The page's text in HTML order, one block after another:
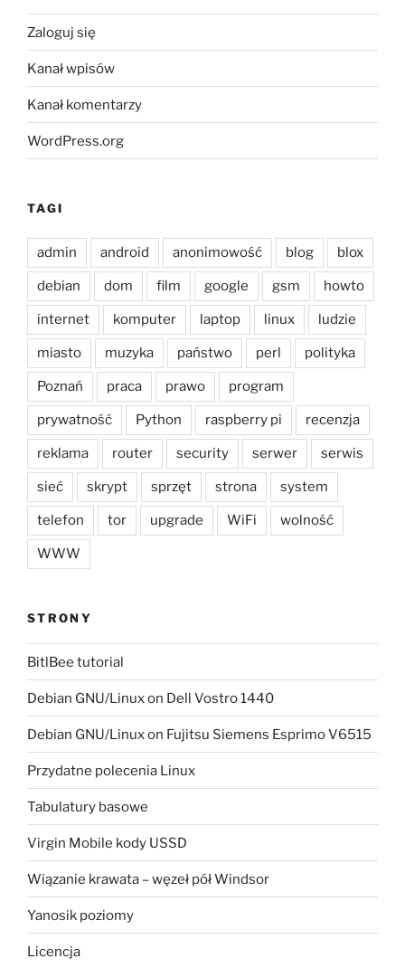
Zaloguj się
Kanał wpisów
Kanał komentarzy
WordPress.org
TAGI
admin android anonimowość blog blox
debian dom film google gsm howto
internet komputer laptop linux ludzie
miasto muzyka państwo perl polityka
Poznań praca prawo program
prywatność Python raspberry pi recenzja
reklama router security serwer serwis
sieć skrypt sprzęt strona system
telefon tor upgrade WiFi wolność
WWW
STRONY
BitlBee tutorial
Debian GNU/Linux on Dell Vostro 1440
Debian GNU/Linux on Fujitsu Siemens Esprimo V6515
Przydatne polecenia Linux
Tabulatury basowe
Virgin Mobile kody USSD
Wiązanie krawata – węzeł pół Windsor
Yanosik poziomy
Licencja